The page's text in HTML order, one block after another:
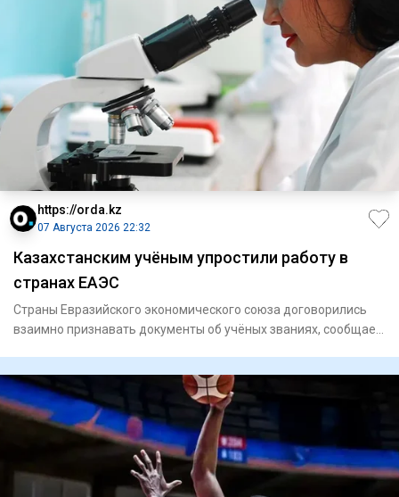
https://orda.kz
07 Августа 2026 22:32
Казахстанским учёным упростили работу в
странах ЕАЭС
Страны Евразийского экономического союза договорились
взаимно признавать документы об учёных званиях, сообщает